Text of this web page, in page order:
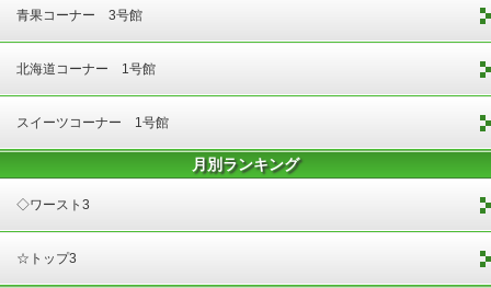
青果コーナー 3号館
北海道コーナー 1号館
スイーツコーナー 1号館
月別ランキング
◇ワースト3
☆トップ3